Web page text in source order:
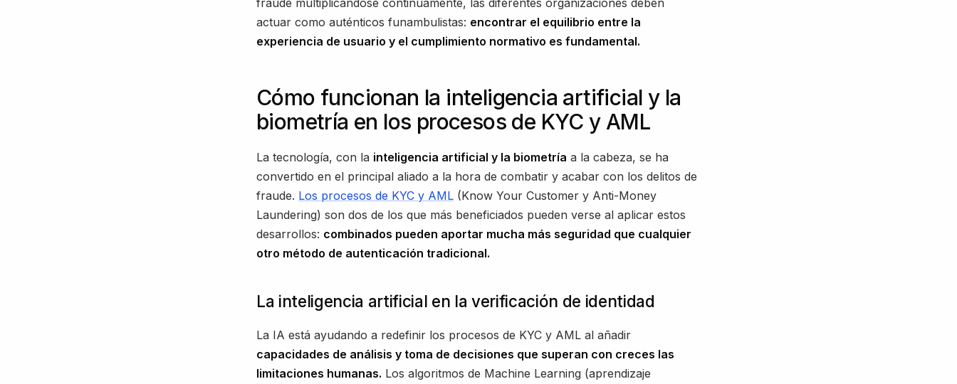
actuar como auténticos funambulistas: encontrar el equilibrio entre la
experiencia de usuario y el cumplimiento normativo es fundamental.
Cómo funcionan la inteligencia artificial y la
biometría en los procesos de KYC y AML
La tecnología, con la inteligencia artificial y la biometría a la cabeza, se ha
convertido en el principal aliado a la hora de combatir y acabar con los delitos de
fraude. Los procesos de KYC y AML (Know Your Customer y Anti-Money
Laundering) son dos de los que más beneficiados pueden verse al aplicar estos
desarrollos: combinados pueden aportar mucha más seguridad que cualquier
otro método de autenticación tradicional.
La inteligencia artificial en la verificación de identidad
La IA está ayudando a redefinir los procesos de KYC y AML al añadir
capacidades de análisis y toma de decisiones que superan con creces las
limitaciones humanas. Los algoritmos de Machine Learning (aprendizaje